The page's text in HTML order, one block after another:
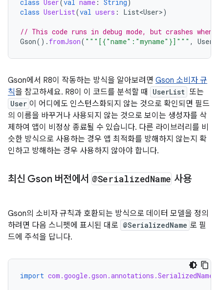
class User(val name : String)
class UserList(val users : List<User>)
// This code runs in debug mode, but crashes when
Gson(). fromJson( """[{"name":"myname"}]""" , User
Gson에서 R8이 작동하는 방식을 알아보려면 Gson 소비자 규
칙을 참고하세요. R8이 이 코드를 분석할 때 UserList 또는
User 이 어디에도 인스턴스화되지 않는 것으로 확인되면 필드
의 이름을 바꾸거나 사용되지 않는 것으로 보이는 생성자를 삭
제하여 앱이 비정상 종료될 수 있습니다. 다른 라이브러리를 비
슷한 방식으로 사용하는 경우 앱 최적화를 방해하지 않는지 확
인하고 방해하는 경우 사용하지 않아야 합니다.
최신 Gson 버전에서 @SerializedName 사용
Gson의 소비자 규칙과 호환되는 방식으로 데이터 모델을 정의
하려면 다음 스니펫에 표시된 대로 @SerializedName 로 필
드에 주석을 답니다.
import com.google.gson.annotations.SerializedName